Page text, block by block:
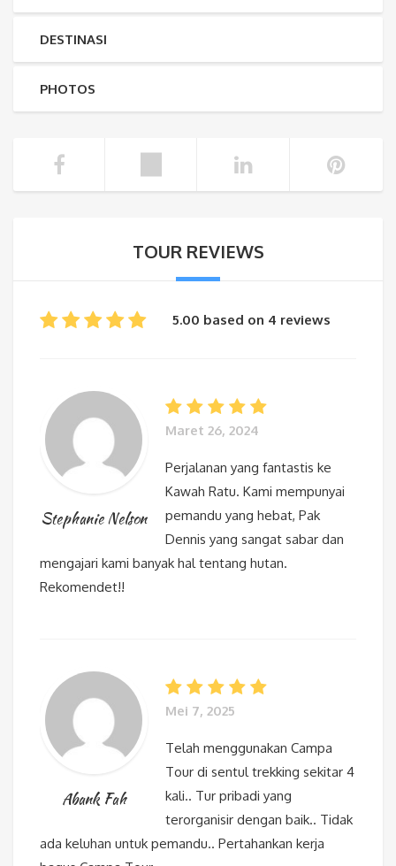
DESTINASI
PHOTOS
TOUR REVIEWS
5.00 based on 4 reviews
Stephanie Nelson
Maret 26, 2024
Perjalanan yang fantastis ke
Kawah Ratu. Kami mempunyai
pemandu yang hebat, Pak
Dennis yang sangat sabar dan
mengajari kami banyak hal tentang hutan.
Rekomendet!!
Abank Fah
Mei 7, 2025
Telah menggunakan Campa
Tour di sentul trekking sekitar 4
kali.. Tur pribadi yang
terorganisir dengan baik.. Tidak
ada keluhan untuk pemandu.. Pertahankan kerja